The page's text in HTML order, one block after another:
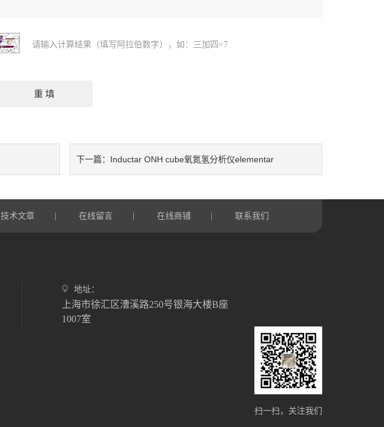
请输入计算结果（填写阿拉伯数字），如：三加四=7
下一篇： Inductar ONH cube氧氮氢分析仪elementar
技术文章 在线留言 在线商铺 联系我们
地址：
上海市徐汇区漕溪路250号银海大楼B座
1007室
扫一扫，关注我们